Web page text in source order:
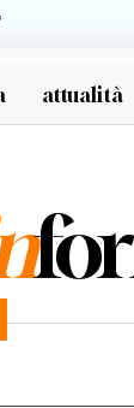
attualità